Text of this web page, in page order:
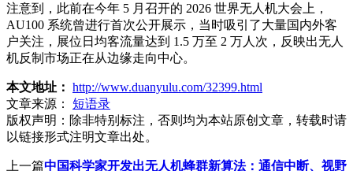
注意到，此前在今年 5 月召开的 2026 世界无人机大会上，
AU100 系统曾进行首次公开展示，当时吸引了大量国内外客
户关注，展位日均客流量达到 1.5 万至 2 万人次，反映出无人
机反制市场正在从边缘走向中心。
本文地址： http://www.duanyulu.com/32399.html
文章来源：
短语录
版权声明： 除非特别标注，否则均为本站原创文章，转载时请
以链接形式注明文章出处。
上一篇中国科学家开发出无人机蜂群新算法：通信中断、视野